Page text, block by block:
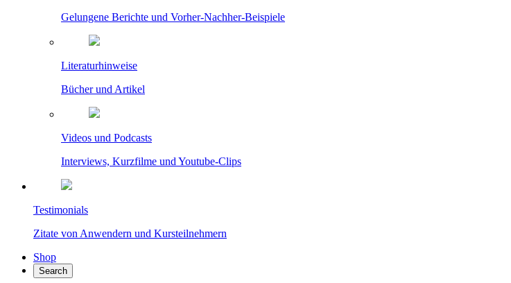
Gelungene Berichte und Vorher-Nachher-Beispiele
Literaturhinweise
Bücher und Artikel
Videos und Podcasts
Interviews, Kurzfilme und Youtube-Clips
Testimonials
Zitate von Anwendern und Kursteilnehmern
Shop
Search